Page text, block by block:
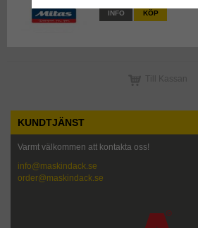
INFO KÖP
KUNDTJÄNST
Varmt välkommen att kontakta oss!
info@maskindack.se
order@maskindack.se